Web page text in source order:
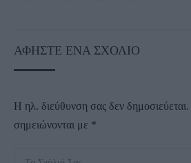
ΑΦΉΣΤΕ ΈΝΑ ΣΧΌΛΙΟ
Η ηλ. διεύθυνση σας δεν δημοσιεύεται.
σημειώνονται με *